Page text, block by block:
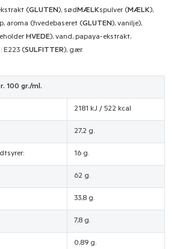
(GLUTEN), sødMÆLKspulver (MÆLK),
aroma (hvedebaseret (GLUTEN), vanilje),
HVEDE), vand, papaya-ekstrakt,
E223 (SULFITTER), gær.
100 gr./ml.
2181 kJ / 522 kcal
27,2 g.
16 g.
62 g.
33,8 g.
7,8 g.
0,89 g.